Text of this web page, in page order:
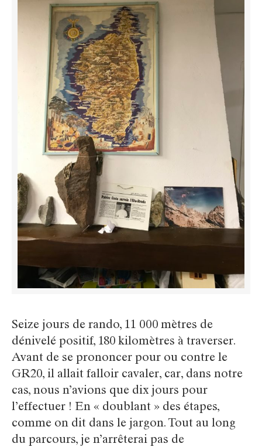
Seize jours de rando, 11 000 mètres de
dénivelé positif, 180 kilomètres à traverser.
Avant de se prononcer pour ou contre le
GR20, il allait falloir cavaler, car, dans notre
cas, nous n’avions que dix jours pour
l’effectuer ! En « doublant » des étapes,
comme on dit dans le jargon. Tout au long
du parcours, je n’arrêterai pas de